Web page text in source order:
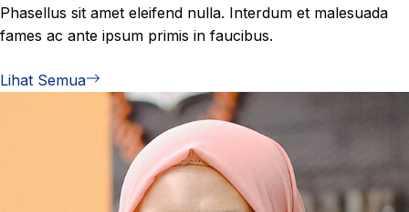
Phasellus sit amet eleifend nulla. Interdum et malesuada
fames ac ante ipsum primis in faucibus.
Lihat Semua